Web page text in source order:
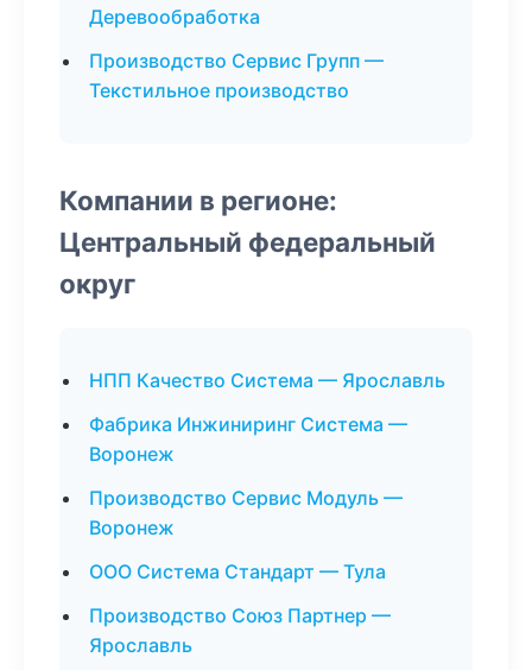
Деревообработка
Производство Сервис Групп —
Текстильное производство
Компании в регионе:
Центральный федеральный
округ
НПП Качество Система — Ярославль
Фабрика Инжиниринг Система —
Воронеж
Производство Сервис Модуль —
Воронеж
ООО Система Стандарт — Тула
Производство Союз Партнер —
Ярославль